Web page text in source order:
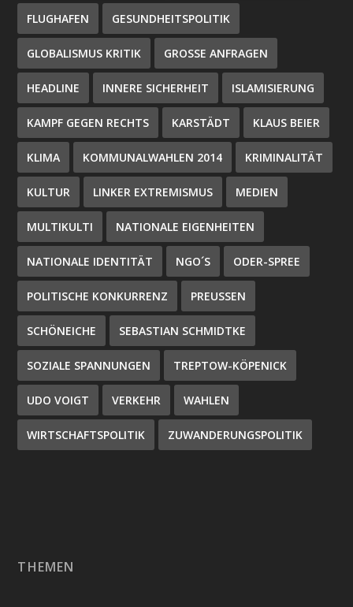
FLUGHAFEN GESUNDHEITSPOLITIK
GLOBALISMUS KRITIK GROSSE ANFRAGEN
HEADLINE INNERE SICHERHEIT ISLAMISIERUNG
KAMPF GEGEN RECHTS KARSTÄDT KLAUS BEIER
KLIMA KOMMUNALWAHLEN 2014 KRIMINALITÄT
KULTUR LINKER EXTREMISMUS MEDIEN
MULTIKULTI NATIONALE EIGENHEITEN
NATIONALE IDENTITÄT NGO´S ODER-SPREE
POLITISCHE KONKURRENZ PREUSSEN
SCHÖNEICHE SEBASTIAN SCHMIDTKE
SOZIALE SPANNUNGEN TREPTOW-KÖPENICK
UDO VOIGT VERKEHR WAHLEN
WIRTSCHAFTSPOLITIK ZUWANDERUNGSPOLITIK
THEMEN